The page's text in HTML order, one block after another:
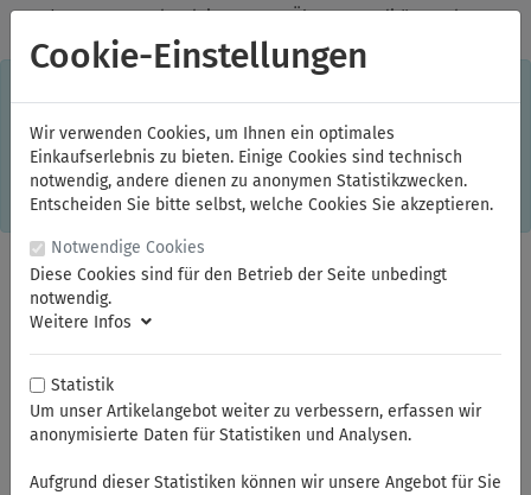
✓Jeden Monat starke Aktionen ✓Über 20 Qualitätsmarken ✓
Kostenlose Lieferung im Inland ab 150,00 Euro Bruttowarenwert
Einkaufserlebnis. Dabei werden beispielsweise die Session-
Informationen oder die Spracheinstellung auf Ihrem Rechner
gespeichert. Ohne Cookies ist der Funktionsumfang des
Online-Shops eingeschränkt. Sind Sie damit nicht
einverstanden, klicken Sie bitte hier.
Cookie-Einstellungen
Wir verwenden Cookies, um Ihnen ein optimales
Einkaufserlebnis zu bieten. Einige Cookies sind technisch
notwendig, andere dienen zu anonymen Statistikzwecken.
Entscheiden Sie bitte selbst, welche Cookies Sie akzeptieren.
Notwendige Cookies
Diese Cookies sind für den Betrieb der Seite unbedingt
notwendig.
Weitere Infos
Statistik
Um unser Artikelangebot weiter zu verbessern, erfassen wir
anonymisierte Daten für Statistiken und Analysen.
Aufgrund dieser Statistiken können wir unsere Angebot für Sie